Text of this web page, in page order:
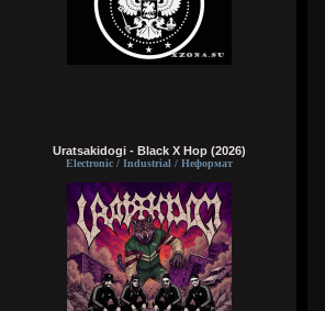
Uratsakidogi - Black X Hop (2026)
Electronic / Industrial / Неформат